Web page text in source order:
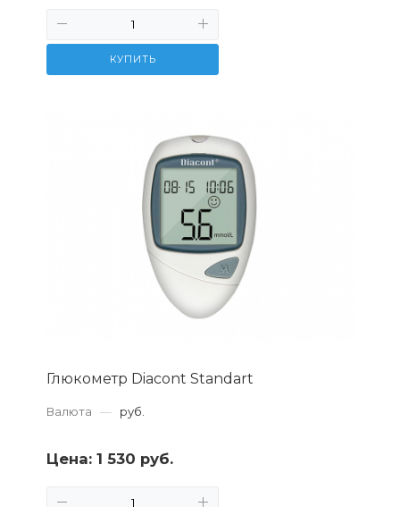
КУПИТЬ
Глюкометр Diacont Standart
Валюта — руб.
Цена: 1 530 руб.